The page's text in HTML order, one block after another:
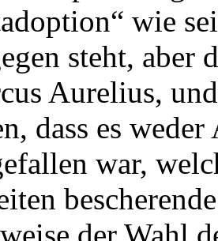
wie
steht,
Aurelius,
dass es
war,
der Wahl